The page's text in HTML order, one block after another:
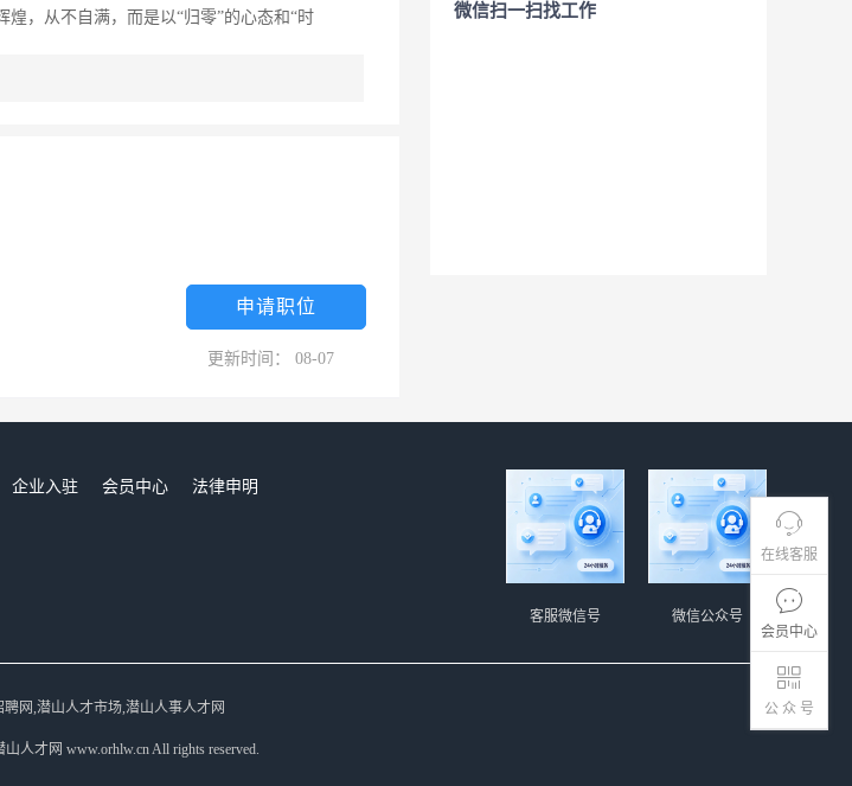
在线客服
会员中心
公 众 号
，从不自满，而是以“归零”的心态和“时
申请职位
更新时间： 08-07
微信扫一扫找工作
企业入驻 会员中心
法律申明
微信公众号
客服微信号
网,潜山人才市场,潜山人事人才网
人才网 www.orhlw.cn All rights reserved.